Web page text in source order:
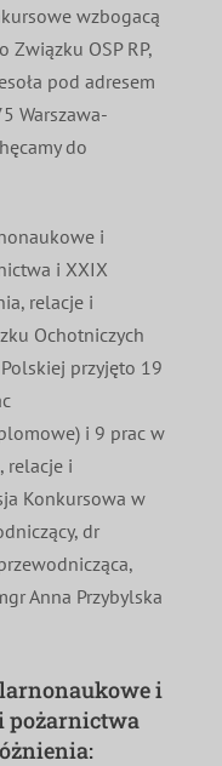
wzbogacą
OSP RP,
pod adresem
Warszawa-
do
i
i XXIX
relacje i
Ochotniczych
przyjęto 19
i 9 prac w
relacje i
Konkursowa w
dr
Anna Przybylska
i
pożarnictwa